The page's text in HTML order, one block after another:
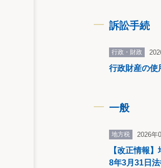
２）罪を犯した者に対
又は保護処分によ
急保護の措置のう
は更に1年6か月を
示その他の措置を
訴訟手続
行政・財政
行政財産の
一般
地方税 2026年
【改正情報
8年3月31日